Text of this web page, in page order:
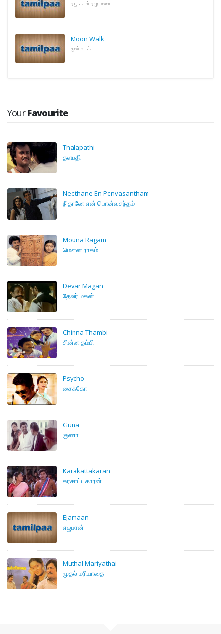
ஏழு கடல் ஏழு மலை
Moon Walk
மூன் வாக்
YourFavourite
Thalapathi
தளபதி
Neethane En Ponvasantham
நீ தானே என் பொன்வசந்தம்
Mouna Ragam
மௌன ராகம்
Devar Magan
தேவர் மகன்
Chinna Thambi
சின்ன தம்பி
Psycho
சைக்கோ
Guna
குணா
Karakattakaran
கரகாட்டகாரன்
Ejamaan
எஜமான்
Muthal Mariyathai
முதல் மரியாதை